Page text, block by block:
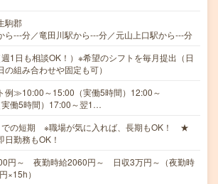
駒郡
ら---分／竜田川駅から---分／元山上口駅から---分
1日も相談OK！）※希望のシフトを毎月提出（日
の組み合わせや固定も可）
例≫10:00～15:00（実働5時間）12:00～
働5時間）17:00～翌1…
での短期 ※職場が気に入れば、長期もOK！ ★
日勤務もOK！
円～ 夜勤時給2060円～ 日収3万円～（夜勤時
×15h）